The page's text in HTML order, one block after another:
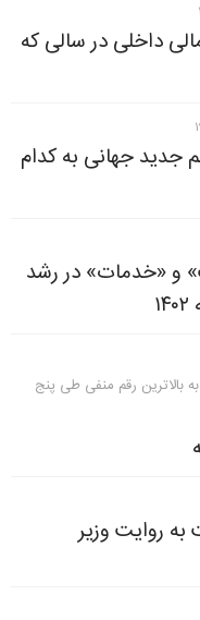
داخلی در سالی که
جدید جهانی به کدام
و «خدمات» در رشد
بالاترین رقم منفی طی پنج
روایت وزیر